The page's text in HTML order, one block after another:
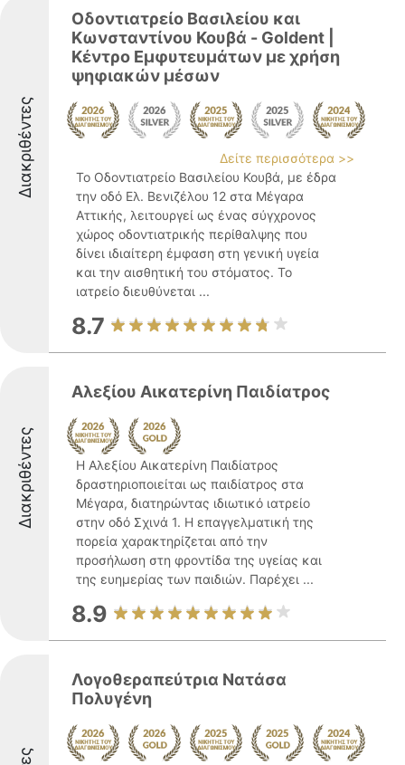
Διακριθέντες
Οδοντιατρείο Βασιλείου και
Κωνσταντίνου Κουβά - Goldent |
Κέντρο Εμφυτευμάτων με χρήση
ψηφιακών μέσων
Δείτε περισσότερα >>
Το Οδοντιατρείο Βασιλείου Κουβά, με έδρα
την οδό Ελ. Βενιζέλου 12 στα Μέγαρα
Αττικής, λειτουργεί ως ένας σύγχρονος
χώρος οδοντιατρικής περίθαλψης που
δίνει ιδιαίτερη έμφαση στη γενική υγεία
και την αισθητική του στόματος. Το
ιατρείο διευθύνεται ...
8.7
Διακριθέντες
Αλεξίου Αικατερίνη Παιδίατρος
Η Αλεξίου Αικατερίνη Παιδίατρος
δραστηριοποιείται ως παιδίατρος στα
Μέγαρα, διατηρώντας ιδιωτικό ιατρείο
στην οδό Σχινά 1. Η επαγγελματική της
πορεία χαρακτηρίζεται από την
προσήλωση στη φροντίδα της υγείας και
της ευημερίας των παιδιών. Παρέχει ...
8.9
Λογοθεραπεύτρια Νατάσα
Πολυγένη